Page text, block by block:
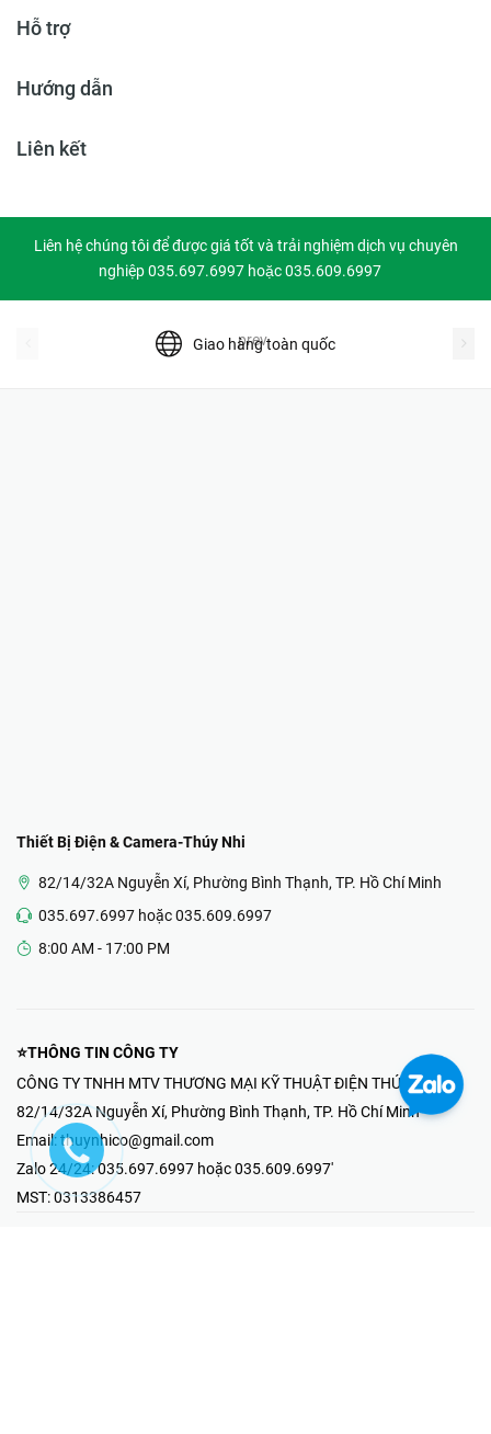
Hỗ trợ
Hướng dẫn
Liên kết
Liên hệ chúng tôi để được giá tốt và trải nghiệm dịch vụ chuyên
nghiệp 035.697.6997 hoặc 035.609.6997
Giao hàng toàn quốc
prev
Thiết Bị Điện & Camera-Thúy Nhi
82/14/32A Nguyễn Xí, Phường Bình Thạnh, TP. Hồ Chí Minh
035.697.6997 hoặc 035.609.6997
8:00 AM - 17:00 PM
⭐THÔNG TIN CÔNG TY
CÔNG TY TNHH MTV THƯƠNG MẠI KỸ THUẬT ĐIỆN THÚY NHI
82/14/32A Nguyễn Xí, Phường Bình Thạnh, TP. Hồ Chí Minh
Email: thuynhico@gmail.com
Zalo 24/24:035.697.6997 hoặc 035.609.6997'
MST:0313386457